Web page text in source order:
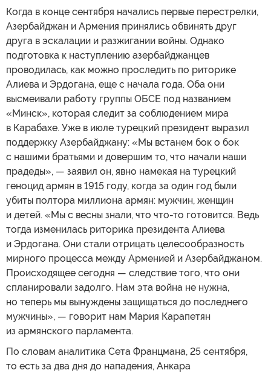
Когда в конце сентября начались первые перестрелки,
Азербайджан и Армения принялись обвинять друг
друга в эскалации и разжигании войны. Однако
подготовка к наступлению азербайджанцев
проводилась, как можно проследить по риторике
Алиева и Эрдогана, еще с начала года. Оба они
высмеивали работу группы ОБСЕ под названием
«Минск», которая следит за соблюдением мира
в Карабахе. Уже в июле турецкий президент выразил
поддержку Азербайджану: «Мы встанем бок о бок
с нашими братьями и довершим то, что начали наши
прадеды», — заявил он, явно намекая на турецкий
геноцид армян в 1915 году, когда за один год были
убиты полтора миллиона армян: мужчин, женщин
и детей. «Мы с весны знали, что что-то готовится. Ведь
тогда изменилась риторика президента Алиева
и Эрдогана. Они стали отрицать целесообразность
мирного процесса между Арменией и Азербайджаном.
Происходящее сегодня — следствие того, что они
спланировали задолго. Нам эта война не нужна,
но теперь мы вынуждены защищаться до последнего
мужчины», — говорит нам Мария Карапетян
из армянского парламента.
По словам аналитика Сета Францмана, 25 сентября,
то есть за два дня до нападения, Анкара